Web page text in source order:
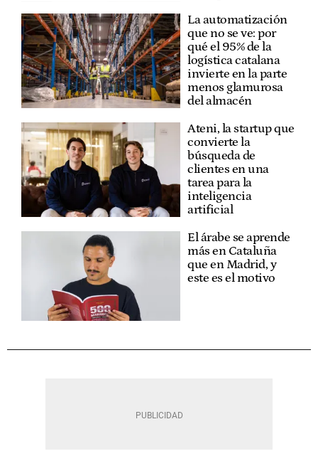
La automatización
que no se ve: por
qué el 95% de la
logística catalana
invierte en la parte
menos glamurosa
del almacén
Ateni, la startup que
convierte la
búsqueda de
clientes en una
tarea para la
inteligencia
artificial
El árabe se aprende
más en Cataluña
que en Madrid, y
este es el motivo